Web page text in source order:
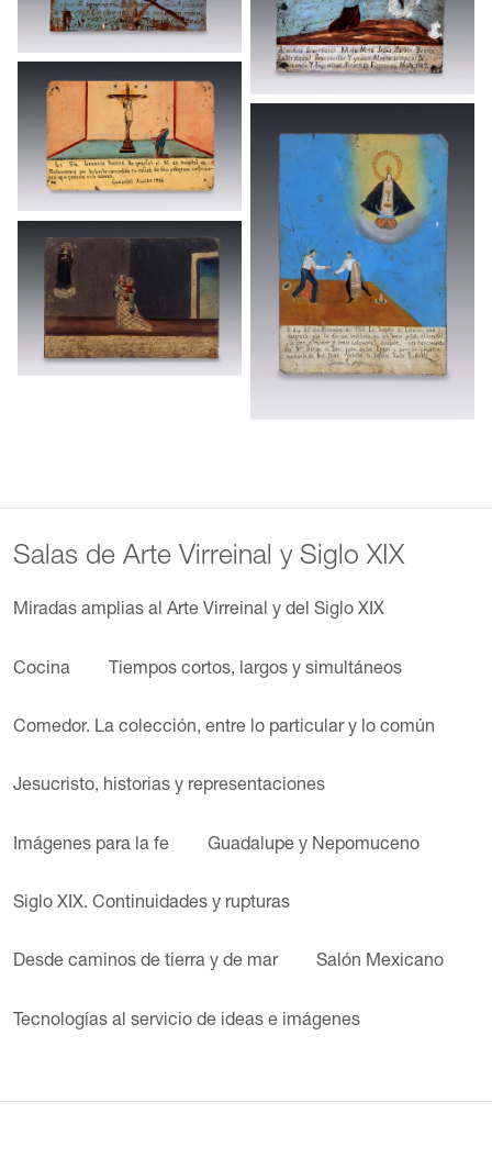
Salas de Arte Virreinal y Siglo XIX
Miradas amplias al Arte Virreinal y del Siglo XIX
Cocina Tiempos cortos, largos y simultáneos
Comedor. La colección, entre lo particular y lo común
Jesucristo, historias y representaciones
Imágenes para la fe Guadalupe y Nepomuceno
Siglo XIX. Continuidades y rupturas
Desde caminos de tierra y de mar Salón Mexicano
Tecnologías al servicio de ideas e imágenes